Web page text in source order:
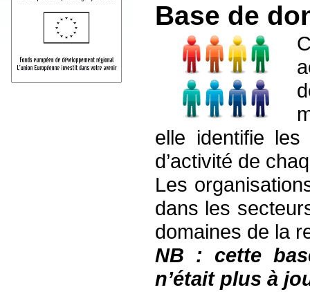
Base de
elle identifie
d’activité de
Les
dans les
domaines de la
NB : cette
n’était plus à